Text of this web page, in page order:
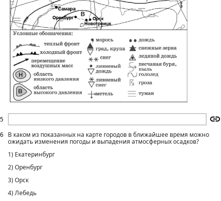
5
6
В каком из показанных на карте городов в ближайшее время можно
ожидать изменения погоды и выпадения атмосферных осадков?
1) Екатеринбург
2) Оренбург
3) Орск
4) Лебедь